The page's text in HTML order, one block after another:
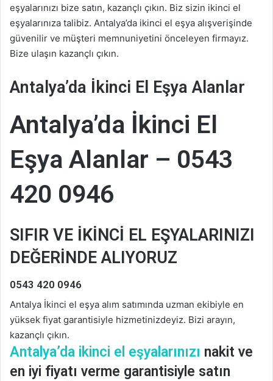
eşyalarınızı bize satın, kazançlı çıkın. Biz sizin ikinci el
eşyalarınıza talibiz. Antalya’da ikinci el eşya alışverişinde
güvenilir ve müşteri memnuniyetini önceleyen firmayız.
Bize ulaşın kazançlı çıkın.
Antalya’da İkinci El Eşya Alanlar
Antalya’da İkinci El
Eşya Alanlar – 0543
420 0946
SIFIR VE İKİNCİ EL EŞYALARINIZI
DEĞERİNDE ALIYORUZ
0543 420 0946
Antalya İkinci el eşya alım satımında uzman ekibiyle en
yüksek fiyat garantisiyle hizmetinizdeyiz. Bizi arayın,
kazançlı çıkın.
Antalya’da ikinci el eşyalarınızı nakit ve
en iyi fiyatı verme garantisiyle satın